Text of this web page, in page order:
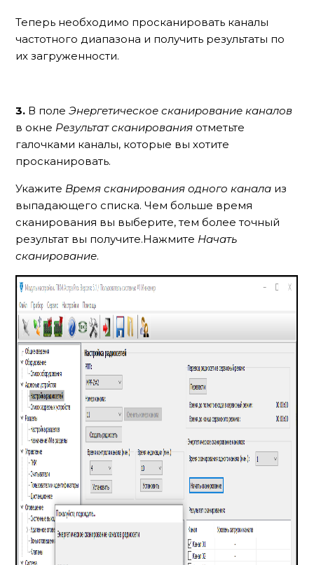
Теперь необходимо просканировать каналы
частотного диапазона и получить результаты по
их загруженности.
3. В полеЭнергетическое сканирование каналов
в окне Результат сканирования отметьте
галочками каналы, которые вы хотите
просканировать.
Укажите Время сканирования одного канала из
выпадающего списка. Чем больше время
сканирования вы выберите, тем более точный
результат вы получите.Нажмите Начать
сканирование.